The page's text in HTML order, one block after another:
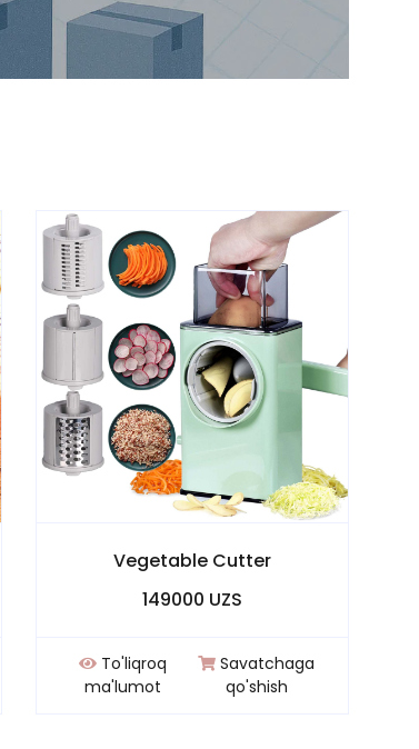
Vegetable Cutter
149000 UZS
To'liqroq
ma'lumot
Savatchaga
qo'shish